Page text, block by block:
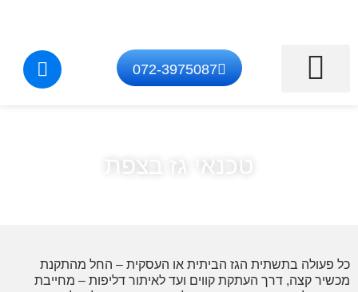
072-3975087
טכנאי גז בצפת
בתשתית הגז הביתית או העסקית – החל מהתקנת
קצה, דרך העתקת קווים ועד לאיתור דליפות – מחייבת